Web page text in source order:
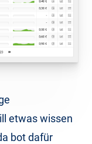
etwas wissen
bot dafür